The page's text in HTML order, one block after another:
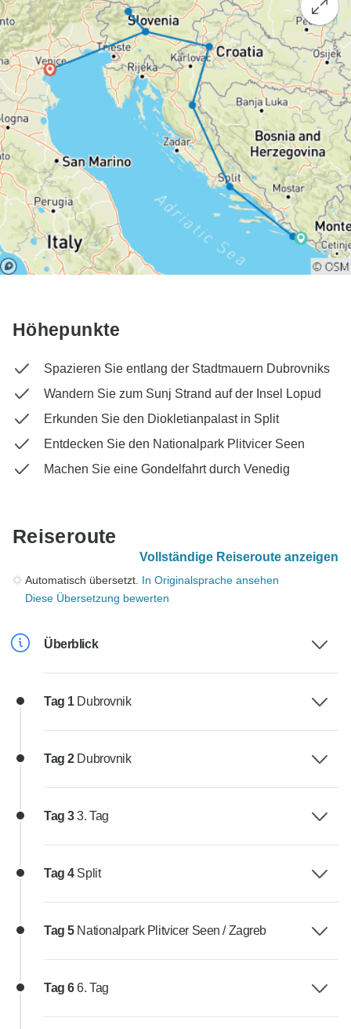
Höhepunkte
Spazieren Sie entlang der Stadtmauern Dubrovniks
Wandern Sie zum Sunj Strand auf der Insel Lopud
Erkunden Sie den Diokletianpalast in Split
Entdecken Sie den Nationalpark Plitvicer Seen
Machen Sie eine Gondelfahrt durch Venedig
Reiseroute
Vollständige Reiseroute anzeigen
Automatisch übersetzt. In Originalsprache ansehen
Diese Übersetzung bewerten
Überblick
Tag 1 Dubrovnik
Tag 2 Dubrovnik
Tag 33. Tag
Tag 4 Split
Tag 5 Nationalpark Plitvicer Seen / Zagreb
Tag 66. Tag